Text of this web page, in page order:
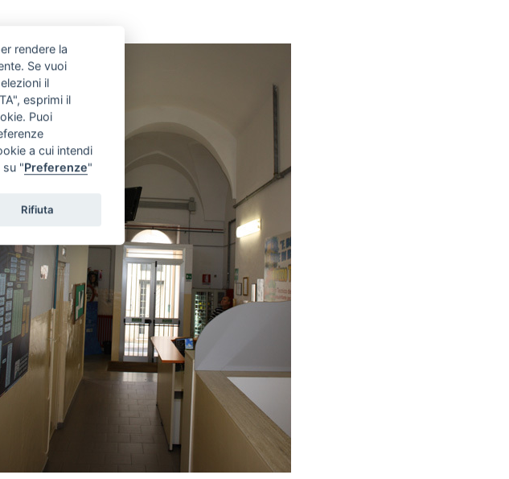
rendere la
Se vuoi
il
esprimi il
Puoi
a cui intendi
su "Preferenze"
Rifiuta